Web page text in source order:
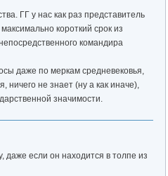
ГГ у нас как раз представитель
короткий срок из
командира
даже по меркам средневековья,
ничего не знает (ну а как иначе),
значимости.
если он находится в толпе из